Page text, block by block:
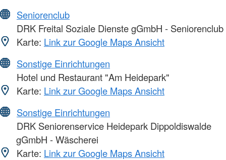
Seniorenclub
DRK Freital Soziale Dienste gGmbH - Seniorenclub
Karte: Link zur Google Maps Ansicht
Sonstige Einrichtungen
Hotel und Restaurant "Am Heidepark"
Karte: Link zur Google Maps Ansicht
Sonstige Einrichtungen
DRK Seniorenservice Heidepark Dippoldiswalde
gGmbH - Wäscherei
Karte: Link zur Google Maps Ansicht